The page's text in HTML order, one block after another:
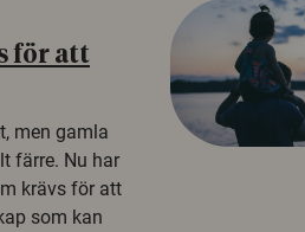
för att
men gamla
färre. Nu har
krävs för att
som kan